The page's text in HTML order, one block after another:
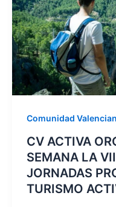
Comunidad
CV ACTIVA
SEMANA LA
JORNADAS
TURISMO